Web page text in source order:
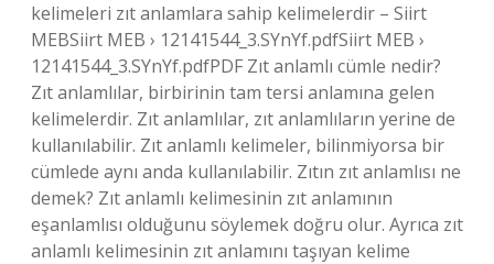
kelimeleri zıt anlamlara sahip kelimelerdir – Siirt
MEBSiirt MEB › 12141544_3.SYnYf.pdfSiirt MEB ›
12141544_3.SYnYf.pdfPDF Zıt anlamlı cümle nedir?
Zıt anlamlılar, birbirinin tam tersi anlamına gelen
kelimelerdir. Zıt anlamlılar, zıt anlamlıların yerine de
kullanılabilir. Zıt anlamlı kelimeler, bilinmiyorsa bir
cümlede aynı anda kullanılabilir. Zıtın zıt anlamlısı ne
demek? Zıt anlamlı kelimesinin zıt anlamının
eşanlamlısı olduğunu söylemek doğru olur. Ayrıca zıt
anlamlı kelimesinin zıt anlamını taşıyan kelime